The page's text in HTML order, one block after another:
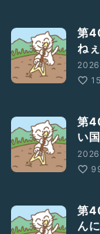
第
ねぇ
第
い
第
ん